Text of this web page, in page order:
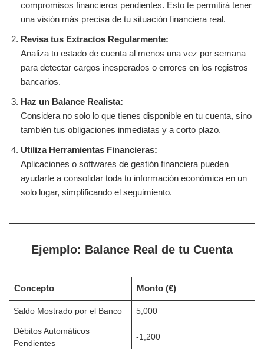
compromisos financieros pendientes. Esto te permitirá tener
una visión más precisa de tu situación financiera real.
Revisa tus Extractos Regularmente:
Analiza tu estado de cuenta al menos una vez por semana
para detectar cargos inesperados o errores en los registros
bancarios.
Haz un Balance Realista:
Considera no solo lo que tienes disponible en tu cuenta, sino
también tus obligaciones inmediatas y a corto plazo.
Utiliza Herramientas Financieras:
Aplicaciones o softwares de gestión financiera pueden
ayudarte a consolidar toda tu información económica en un
solo lugar, simplificando el seguimiento.
Ejemplo: Balance Real de tu Cuenta
Concepto Monto (€)
Saldo Mostrado por el Banco 5,000
Débitos Automáticos
Pendientes
-1,200